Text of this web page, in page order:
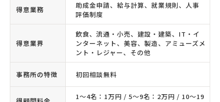
得意業務
助成金申請、給与計算、就業規則、人事
評価制度
得意業界
飲食、流通・小売、建設・建築、IT・イ
ンターネット、美容、製造、アミューズメ
ント・レジャー、その他
事務所の特徴 初回相談無料
1〜4名：1万円 / 5〜9名：2万円 / 10〜19